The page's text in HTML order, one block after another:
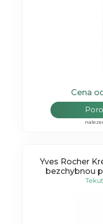
Cena
Yves Rocher
bezchybnou